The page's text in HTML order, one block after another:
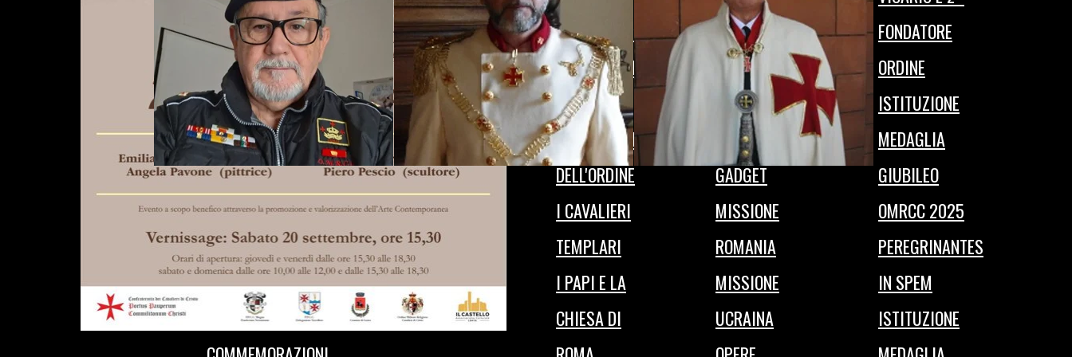
DOCUMENTO DI
ACCREDITAMENTO
INTERNAZIONALE
C/O IL GRAN
MAGISTERO
GRAN MAGISTERO
GRAN PRIORATO
ITALIA
IN MEMORIA -
PRIVATA ORDINE
STATUTO
ORDINE
SEI UNO DI NOI?
VATICANO II^
DAL 2009 AD
ORA
I FONDATORI
DELL'ORDINE
I CAVALIERI
TEMPLARI
I PAPI E LA
CHIESA DI
CONVENZIONI E
OFFERTE
DONAZIONI
EDITORIA
GADGET
MISSIONE
ROMANIA
MISSIONE
UCRAINA
FONDATORE
ORDINE
ISTITUZIONE
MEDAGLIA
GIUBILEO
OMRCC 2025
PEREGRINANTES
IN SPEM
ISTITUZIONE